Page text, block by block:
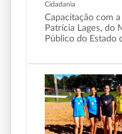
Cidadania
Capacitação com
Patrícia Lages, do
Público do Estado